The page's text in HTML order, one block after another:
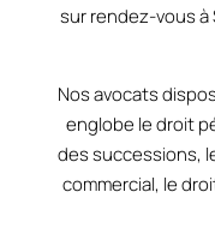
sur rendez-vous à
Nos avocats
englobe le droit
des successions,
commercial, le